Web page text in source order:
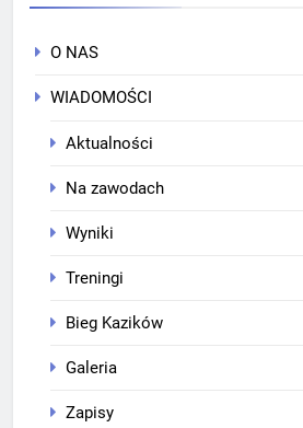
O NAS
WIADOMOŚCI
Aktualności
Na zawodach
Wyniki
Treningi
Bieg Kazików
Galeria
Zapisy